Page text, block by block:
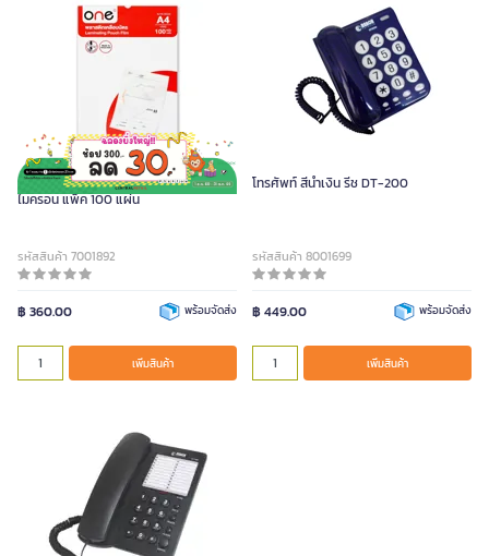
ONE พลาสติกเคลือบบัตร A4 หนา 100
ไมครอน แพ็ค 100 แผ่น
รหัสสินค้า 7001892
฿ 360.00 พร้อมจัดส่ง
เพิ่มสินค้า
โทรศัพท์ สีน้ำเงิน รีช DT-200
รหัสสินค้า 8001699
฿ 449.00 พร้อมจัดส่ง
เพิ่มสินค้า